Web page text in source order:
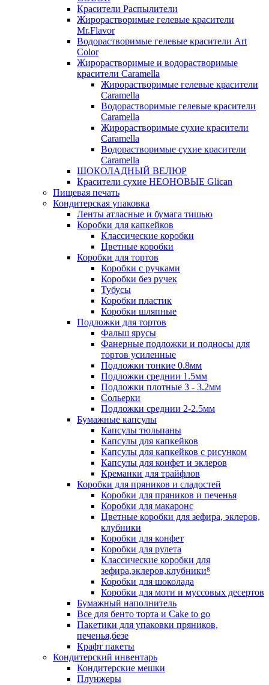
Красители Распылители
Жирорастворимые гелевые красители
Mr.Flavor
Водорастворимые гелевые красители Art
Color
Жирорастворимые и водорастворимые
красители Caramella
Жирорастворимые гелевые красители
Caramella
Водорастворимые гелевые красители
Caramella
Жирорастворимые сухие красители
Caramella
Водорастворимые сухие красители
Caramella
ШОКОЛАДНЫЙ ВЕЛЮР
Красители сухие НЕОНОВЫЕ Glican
Пищевая печать
Кондитерская упаковка
Ленты атласные и бумага тишью
Коробки для капкейков
Классические коробки
Цветные коробки
Коробки для тортов
Коробки с ручками
Коробки без ручек
Тубусы
Коробки пластик
Коробки шляпные
Подложки для тортов
Фальш ярусы
Фанерные подложки и подносы для
тортов усиленные
Подложки тонкие 0.8мм
Подложки среднии 1.5мм
Подложки плотные 3 - 3.2мм
Сольерки
Подложки среднии 2-2.5мм
Бумажные капсулы
Капсулы тюльпаны
Капсулы для капкейков
Капсулы для капкейков с рисунком
Капсулы для конфет и эклеров
Креманки для трайфлов
Коробки для пряников и сладостей
Коробки для пряников и печенья
Коробки для макаронс
Цветные коробки для зефира, эклеров,
клубники
Коробки для конфет
Коробки для рулета
Классические коробки для
зефира,эклеров,клубники⁸
Коробки для шоколада
Коробки для моти и муссовых десертов
Бумажный наполнитель
Все для бенто торта и Cake to go
Пакетики для упаковки пряников,
печенья,безе
Крафт пакеты
Кондитерский инвентарь
Кондитерские мешки
Плунжеры